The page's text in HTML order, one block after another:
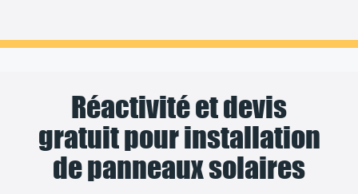
Réactivité et devis
gratuit pour installation
de panneaux solaires